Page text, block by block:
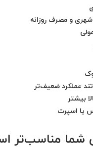
و مصرف روزانه
عملکرد ضعیف‌تر
بیشتر
یا اسپرت
شما مناسب‌تر